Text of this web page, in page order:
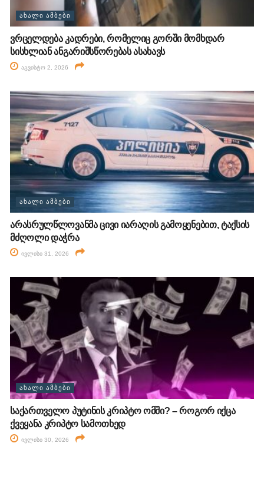
ᲐᲮᲐᲚᲘ ᲐᲛᲑᲔᲑᲘ
ვრცელდება კადრები, რომელიც გორში მომხდარ
სისხლიან ანგარიშსწორებას ასახავს
აგვისტო 2, 2026
ᲐᲮᲐᲚᲘ ᲐᲛᲑᲔᲑᲘ
არასრულწლოვანმა ცივი იარაღის გამოყენებით, ტაქსის
მძღოლი დაჭრა
ივლისი 31, 2026
ᲐᲮᲐᲚᲘ ᲐᲛᲑᲔᲑᲘ
საქართველო პუტინის კრიპტო ომში? – როგორ იქცა
ქვეყანა კრიპტო სამოთხედ
ივლისი 30, 2026